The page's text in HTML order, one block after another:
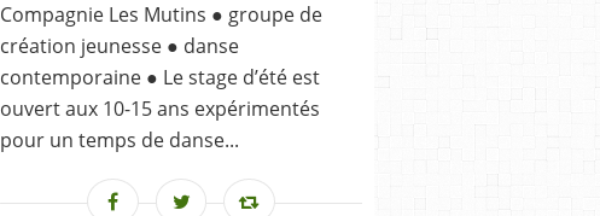
Compagnie Les Mutins ● groupe de
création jeunesse ● danse
contemporaine ● Le stage d’été est
ouvert aux 10-15 ans expérimentés
pour un temps de danse...